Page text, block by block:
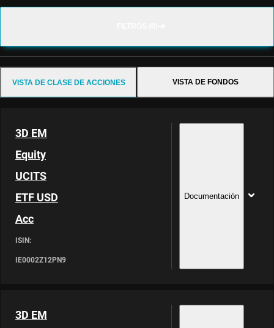
VISTA DE CLASE DE ACCIONES VISTA DE FONDOS
3D EM
Equity
UCITS
ETF USD
Acc
ISIN:
IE0002Z12PN9
Documentación
3D EM